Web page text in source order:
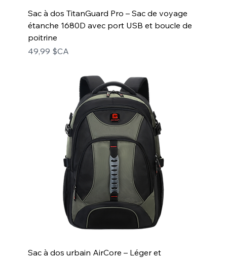
Sac à dos TitanGuard Pro – Sac de voyage
étanche 1680D avec port USB et boucle de
poitrine
Prix
49,99 $CA
Sac à dos urbain AirCore – Léger et